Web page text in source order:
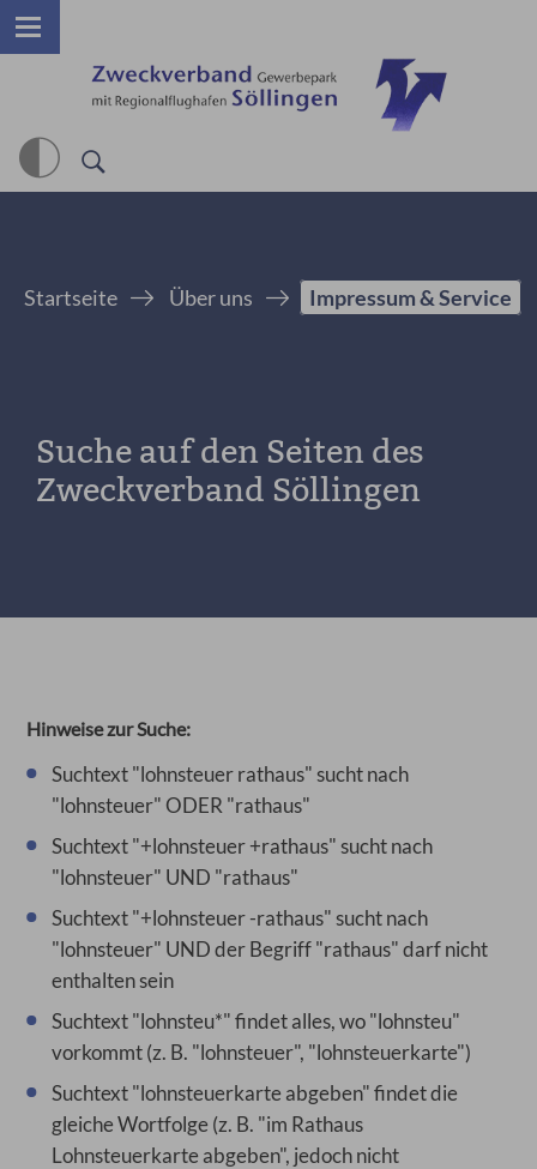
Startseite Über uns Impressum & Service
Suche auf den Seiten des
Zweckverband Söllingen
Hinweise zur Suche:
Suchtext "lohnsteuer rathaus" sucht nach
"lohnsteuer" ODER "rathaus"
Suchtext "+lohnsteuer +rathaus" sucht nach
"lohnsteuer" UND "rathaus"
Suchtext "+lohnsteuer -rathaus" sucht nach
"lohnsteuer" UND der Begriff "rathaus" darf nicht
enthalten sein
Suchtext "lohnsteu*" findet alles, wo "lohnsteu"
vorkommt (z. B. "lohnsteuer", "lohnsteuerkarte")
Suchtext "lohnsteuerkarte abgeben" findet die
gleiche Wortfolge (z. B. "im Rathaus
Lohnsteuerkarte abgeben", jedoch nicht